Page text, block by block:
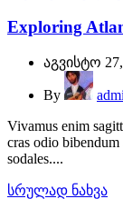
Exploring
აგვისტო 27,
By
Vivamus enim
cras odio bibendum
sodales....
სრულად ნახვა